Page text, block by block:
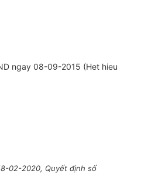
ngay 08-09-2015 (Het hieu
02-2020, Quyết định số